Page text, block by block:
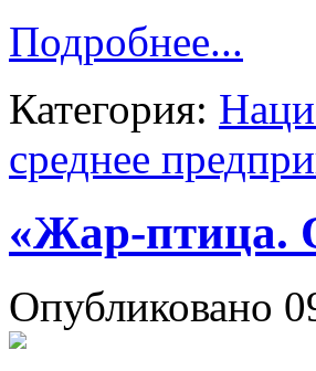
Подробнее...
Категория:
среднее
«Жар-птица.
Опубликовано